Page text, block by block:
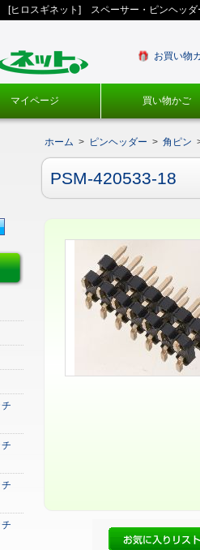
[ヒロスギネット] スペーサー・ピンヘッ
お買い物
マイページ 買い物かご
ホーム > ピンヘッダー > 角ピン
PSM-420533-18